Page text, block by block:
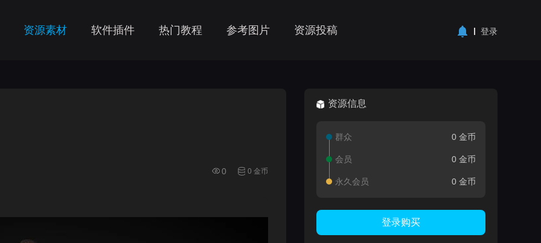
资源素材 软件插件 热门教程 参考图片 资源投稿 登录
0 0 金币
资源信息
群众 0 金币
会员 0 金币
永久会员 0 金币
登录购买